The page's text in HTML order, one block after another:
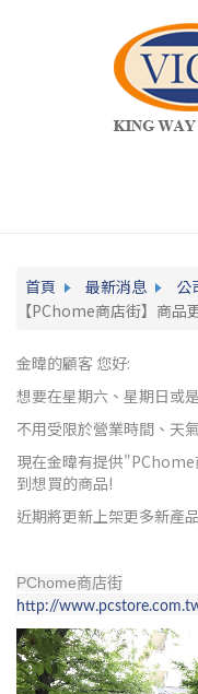
首頁 最新消息
公
【PChome商店街】商品
金暐的顧客 您好:
想要在星期六、星期日或
不用受限於營業時間、天
現在金暐有提供
到想買的商品!
近期將更新上架更多新產
PChome商店街
http://